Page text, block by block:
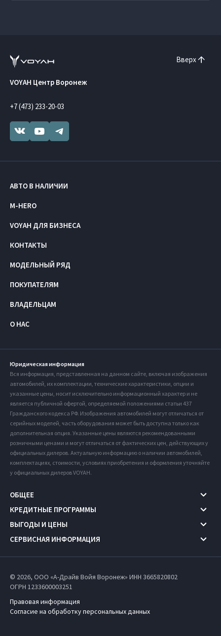
Вверх
VOYAH Центр Воронеж
+7 (473) 233-20-03
АВТО В НАЛИЧИИ
M-HERO
VOYAH ДЛЯ БИЗНЕСА
КОНТАКТЫ
МОДЕЛЬНЫЙ РЯД
ПОКУПАТЕЛЯМ
ВЛАДЕЛЬЦАМ
О НАС
Юридическая информация
Вся информация, представленная на данном сайте, включая изображения
автомобилей, их комплектации, технические характеристики, опции и
указанные цены, носит исключительно информационный характер и не
является публичной офертой, определяемой положениями статьи 437
Гражданского кодекса РФ. Изображения автомобилей могут отличаться от
серийных моделей, часть оборудования может быть доступна только как
дополнительная опция. Указанные цены являются рекомендованными
розничными ценами и могут отличаться от фактических цен, действующих у
официальных дилеров. Актуальную информацию о наличии автомобилей,
комплектациях, стоимости, условиях приобретения и оформления уточняйте
у официальных дилеров VOYAH.
ОБЩЕЕ
КРЕДИТНЫЕ ПРОГРАММЫ
ВЫГОДЫ И ЦЕНЫ
СЕРВИСНАЯ ИНФОРМАЦИЯ
© 2026, ООО «А-Драйв Войя Воронеж» ИНН 3665820802
ОГРН 1233600003251
Правовая информация
Согласие на обработку персональных данных